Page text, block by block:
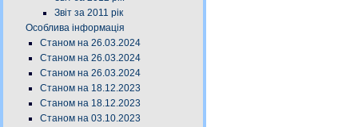
Звіт за 2011 рік
Особлива інформація
Станом на 26.03.2024
Станом на 26.03.2024
Станом на 26.03.2024
Станом на 18.12.2023
Станом на 18.12.2023
Станом на 03.10.2023